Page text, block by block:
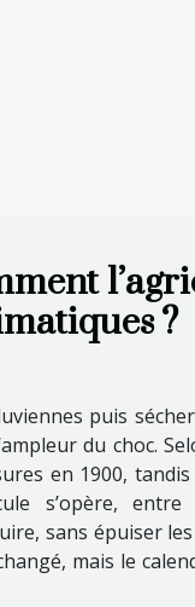
?
puis
du choc.
en 1900,
s’opère, entre
sans épuiser
mais le